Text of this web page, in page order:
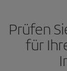
Prüfen
für